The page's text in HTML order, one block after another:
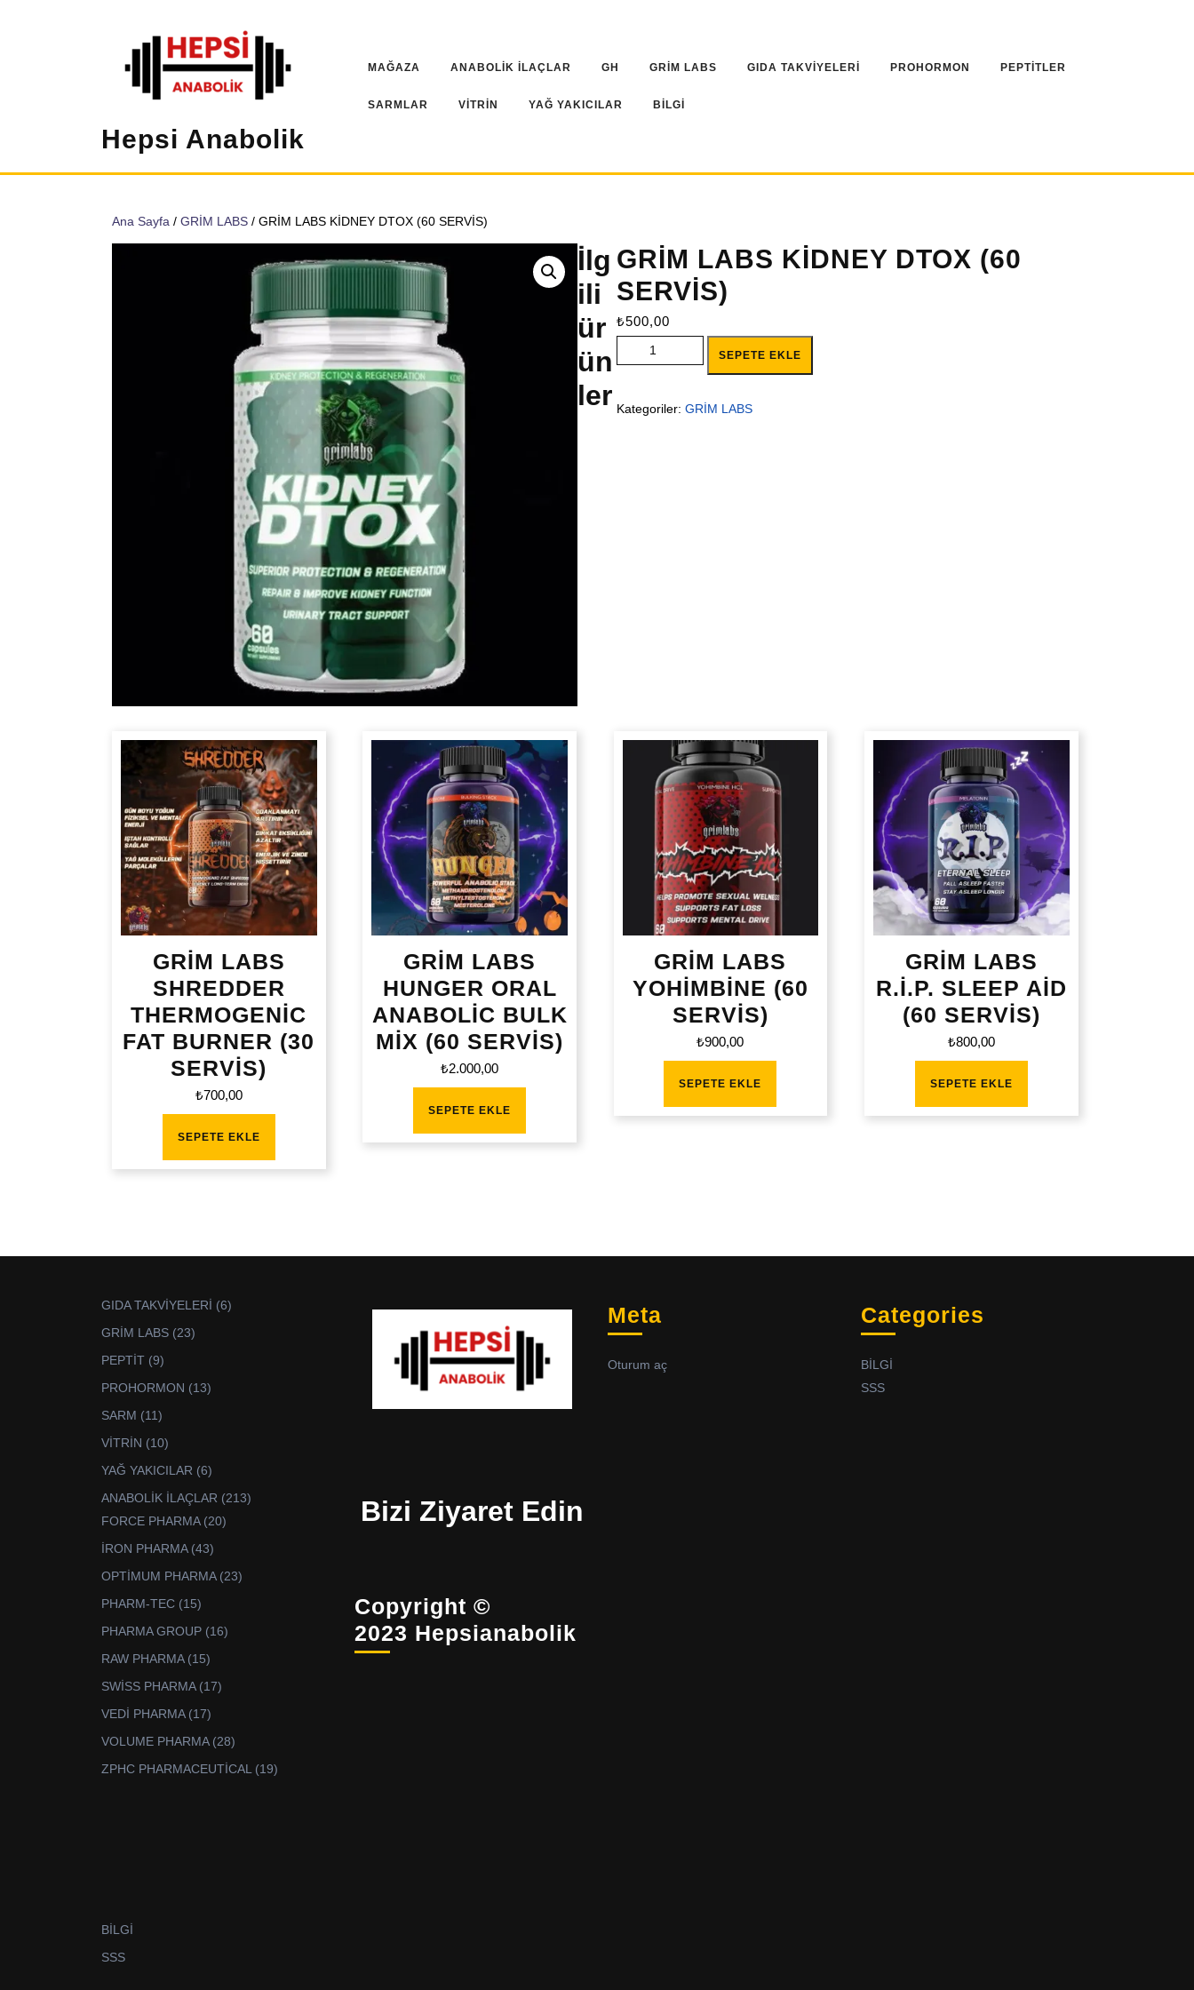
Hepsi Anabolik
MAĞAZA ANABOLİK İLAÇLAR GH GRİM LABS GIDA TAKVİYELERİ PROHORMON PEPTİTLER
SARMLAR VİTRİN YAĞ YAKICILAR BİLGİ
Ana Sayfa / GRİM LABS / GRİM LABS KİDNEY DTOX (60 SERVİS)
GRİM LABS KİDNEY DTOX (60
SERVİS)
₺500,00
GRİM LABS KİDNEY DTOX (60 SERVİS) adet
SEPETE EKLE
Kategoriler: GRİM LABS
İlg
ili
ür
ün
ler
GRİM LABS
SHREDDER
THERMOGENİC
FAT BURNER (30
SERVİS)
₺700,00
SEPETE EKLE
GRİM LABS
HUNGER ORAL
ANABOLİC BULK
MİX (60 SERVİS)
₺2.000,00
SEPETE EKLE
GRİM LABS
YOHİMBİNE (60
SERVİS)
₺900,00
SEPETE EKLE
GRİM LABS
R.İ.P. SLEEP AİD
(60 SERVİS)
₺800,00
SEPETE EKLE
GIDA TAKVİYELERİ 66
GRİM LABS 2323
PEPTİT 99
PROHORMON 1313
SARM 1111
VİTRİN 1010
YAĞ YAKICILAR 66
ANABOLİK İLAÇLAR 213213
FORCE PHARMA 2020
İRON PHARMA 4343
OPTİMUM PHARMA 2323
PHARM-TEC 1515
PHARMA GROUP 1616
RAW PHARMA 1515
SWİSS PHARMA 1717
VEDİ PHARMA 1717
VOLUME PHARMA 2828
ZPHC PHARMACEUTİCAL 1919
BİLGİ
SSS
Bizi Ziyaret Edin
Copyright ©
2023 Hepsianabolik
Meta
Oturum aç
Categories
BİLGİ
SSS